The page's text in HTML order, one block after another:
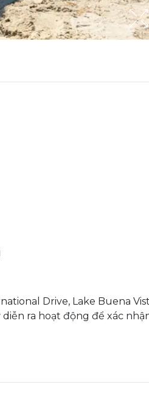
Drive, Lake Buena
ra hoạt động để xác